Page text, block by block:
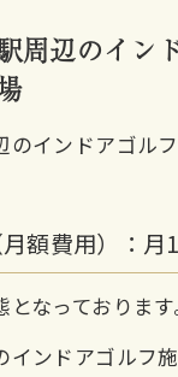
周辺のイン
のインドアゴル
額費用）：月
なっております
インドアゴルフ